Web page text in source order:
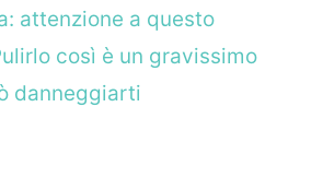
attenzione a questo
così è un gravissimo
danneggiarti